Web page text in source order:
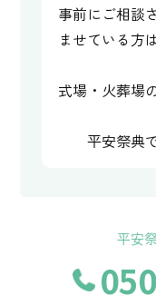
事前にご相談
ませている方
式場・火葬場
平安祭典
平安